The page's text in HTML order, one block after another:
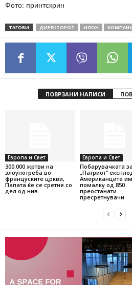
Фото: принтскрин
ТАГОВИ ДИРЕКТОРОТ ИЛОН
ПОВРЗАНИ НАПИСИ
Европа и Свет
300.000 жртви на
злоупотреба во
француските цркви,
Папата ќе се сретне со
дел од нив
Европа и Свет
Побарувачката за
„Патриот“
Американците
помалку од 850
преостанати
пресретнувачи